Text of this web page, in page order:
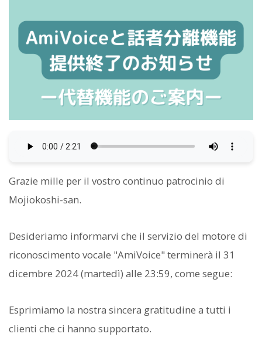
Grazie mille per il vostro continuo patrocinio di
Mojiokoshi-san.
Desideriamo informarvi che il servizio del motore di
riconoscimento vocale "AmiVoice" terminerà il 31
dicembre 2024 (martedì) alle 23:59, come segue:
Esprimiamo la nostra sincera gratitudine a tutti i
clienti che ci hanno supportato.